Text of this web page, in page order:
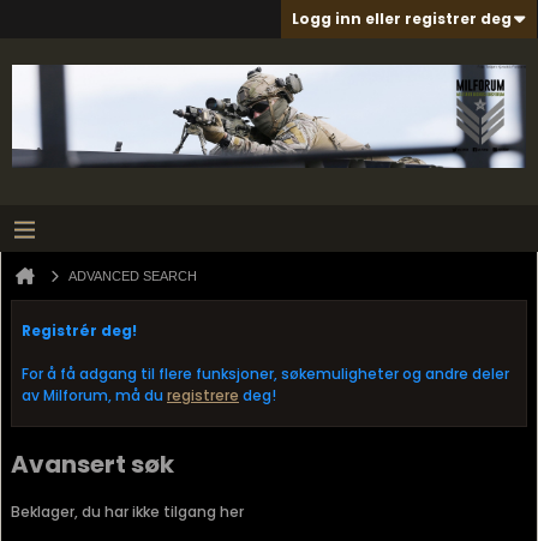
Logg inn eller registrer deg
ADVANCED SEARCH
Registrér deg!
For å få adgang til flere funksjoner, søkemuligheter og andre deler
av Milforum, må du registrere deg!
Avansert søk
Beklager, du har ikke tilgang her